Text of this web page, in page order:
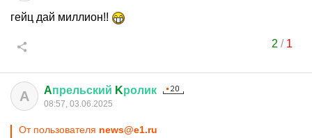
гейц дай миллион!!
2 / 1
A Aпрельский Kролик
08:57, 03.06.2025
От пользователя news@e1.ru